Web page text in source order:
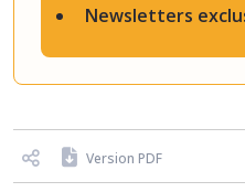
Newsletters
Version PDF